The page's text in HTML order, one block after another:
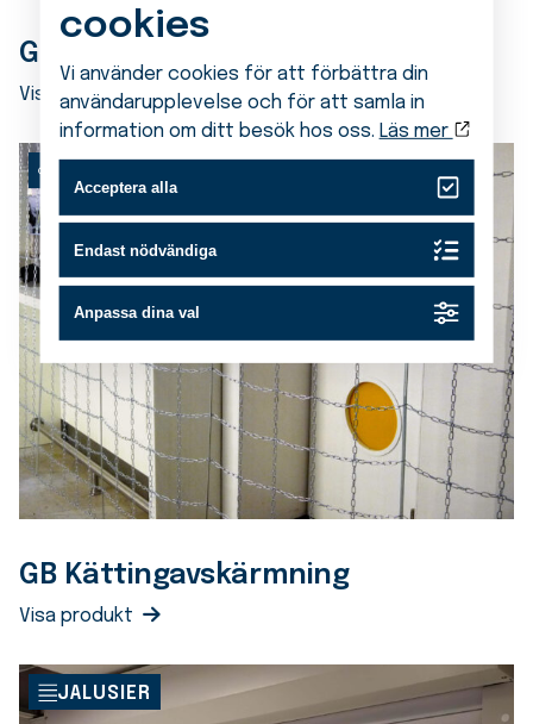
GB Påkörningsskydd
Visa produkt
GB Kättingavskärmning
Visa produkt
JALUSIER
cookies
Vi använder cookies för att förbättra din
användarupplevelse och för att samla in
information om ditt besök hos oss. Läs mer
Acceptera alla
Endast nödvändiga
Anpassa dina val